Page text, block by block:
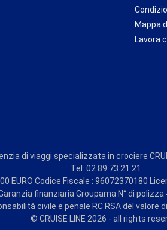
Mappa
Lavora
di viaggi specializzata in crociere
Tel: 02 89 73 21 21
EURO Codice Fiscale : 96072370180
finanziaria Groupama N° di polizza
civile e penale RC RSA del valore
© CRUISE LINE 2026 - all rights